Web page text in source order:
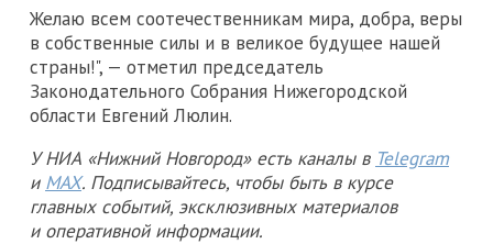
Желаю всем соотечественникам мира, добра, веры
в собственные силы и в великое будущее нашей
страны!", — отметил председатель
Законодательного Собрания Нижегородской
области Евгений Люлин.
У НИА «Нижний Новгород» есть каналы в Telegram
и MAX. Подписывайтесь, чтобы быть в курсе
главных событий, эксклюзивных материалов
и оперативной информации.